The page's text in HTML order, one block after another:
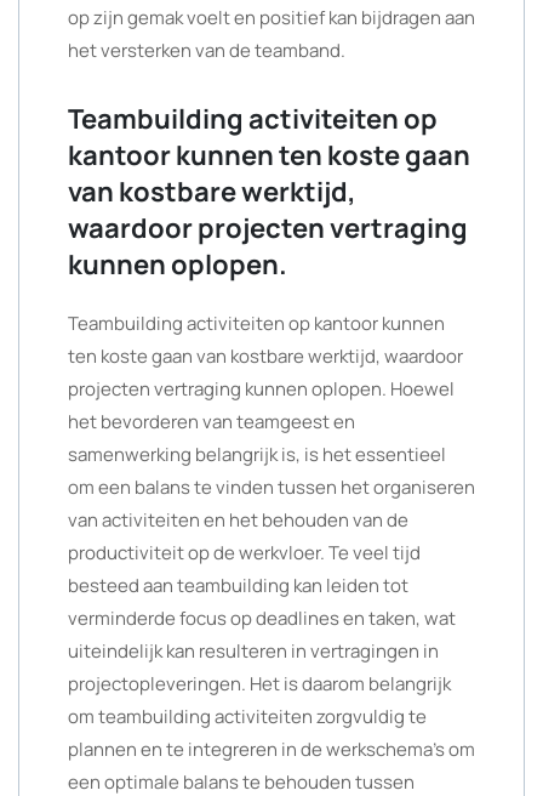
op zijn gemak voelt en positief kan bijdragen aan
het versterken van de teamband.
Teambuilding activiteiten op
kantoor kunnen ten koste gaan
van kostbare werktijd,
waardoor projecten vertraging
kunnen oplopen.
Teambuilding activiteiten op kantoor kunnen
ten koste gaan van kostbare werktijd, waardoor
projecten vertraging kunnen oplopen. Hoewel
het bevorderen van teamgeest en
samenwerking belangrijk is, is het essentieel
om een balans te vinden tussen het organiseren
van activiteiten en het behouden van de
productiviteit op de werkvloer. Te veel tijd
besteed aan teambuilding kan leiden tot
verminderde focus op deadlines en taken, wat
uiteindelijk kan resulteren in vertragingen in
projectopleveringen. Het is daarom belangrijk
om teambuilding activiteiten zorgvuldig te
plannen en te integreren in de werkschema’s om
een optimale balans te behouden tussen